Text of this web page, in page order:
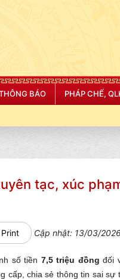
BÁO PHÁP CHẾ,
tạc, xúc
Cập nhật: 13/03/
số tiền 7,5 triệu đồng đối
cấp, chia sẻ thông tin sai sự